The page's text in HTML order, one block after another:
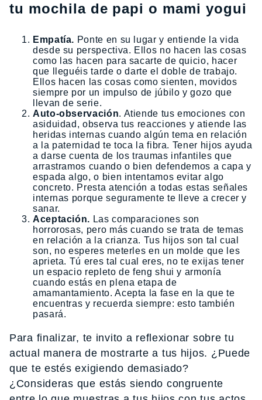
tu mochila de papi o mami yogui
Empatía. Ponte en su lugar y entiende la vida
desde su perspectiva. Ellos no hacen las cosas
como las hacen para sacarte de quicio, hacer
que lleguéis tarde o darte el doble de trabajo.
Ellos hacen las cosas como sienten, movidos
siempre por un impulso de júbilo y gozo que
llevan de serie.
Auto-observación. Atiende tus emociones con
asiduidad, observa tus reacciones y atiende las
heridas internas cuando algún tema en relación
a la paternidad te toca la fibra. Tener hijos ayuda
a darse cuenta de los traumas infantiles que
arrastramos cuando o bien defendemos a capa y
espada algo, o bien intentamos evitar algo
concreto. Presta atención a todas estas señales
internas porque seguramente te lleve a crecer y
sanar.
Aceptación. Las comparaciones son
horrorosas, pero más cuando se trata de temas
en relación a la crianza. Tus hijos son tal cual
son, no esperes meterles en un molde que les
aprieta. Tú eres tal cual eres, no te exijas tener
un espacio repleto de feng shui y armonía
cuando estás en plena etapa de
amamantamiento. Acepta la fase en la que te
encuentras y recuerda siempre: esto también
pasará.
Para finalizar, te invito a reflexionar sobre tu
actual manera de mostrarte a tus hijos. ¿Puede
que te estés exigiendo demasiado?
¿Consideras que estás siendo congruente